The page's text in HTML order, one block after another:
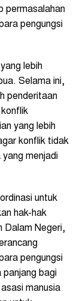
permasalahan
pengungsi
lebih
Selama ini,
penderitaan
yang lebih
konflik tidak
menjadi
untuk
hak-hak
Dalam Negeri,
pengungsi
panjang bagi
manusia